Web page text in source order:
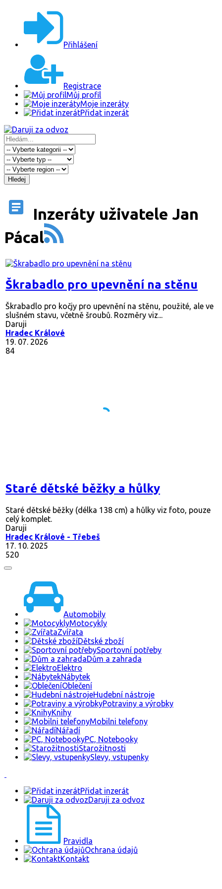
Přihlášení
Registrace
Můj profil
Moje inzeráty
Přidat inzerát
Hledej
Inzeráty uživatele Jan
Pácal
Škrabadlo pro upevnění na stěnu
Škrabadlo pro kočjy pro upevnění na stěnu, použité, ale ve
slušném stavu, včetně šroubů. Rozměry viz...
Daruji
Hradec Králové
19. 07. 2026
84
Staré dětské běžky a hůlky
Staré dětské běžky (délka 138 cm) a hůlky viz foto, pouze
celý komplet.
Daruji
Hradec Králové - Třebeš
17. 10. 2025
520
Automobily
Motocykly
Zvířata
Dětské zboží
Sportovní potřeby
Dům a zahrada
Elektro
Nábytek
Oblečení
Hudební nástroje
Potraviny a výrobky
Knihy
Mobilni telefony
Nářadí
PC, Notebooky
Starožitnosti
Slevy, vstupenky
Přidat inzerát
Daruji za odvoz
Pravidla
Ochrana údajů
Kontakt